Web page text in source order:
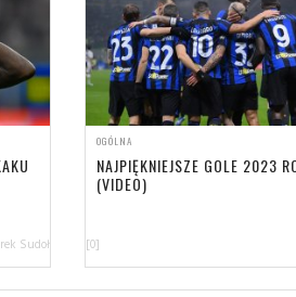
Sudoł
OGÓLNA
NAJPIĘKNIEJSZE GOLE 2023
(VIDEO)
[0]